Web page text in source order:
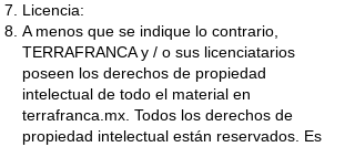
Licencia:
A menos que se indique lo contrario,
TERRAFRANCA y / o sus licenciatarios
poseen los derechos de propiedad
intelectual de todo el material en
terrafranca.mx. Todos los derechos de
propiedad intelectual están reservados. Es